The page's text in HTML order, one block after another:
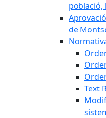
població,
de
Text